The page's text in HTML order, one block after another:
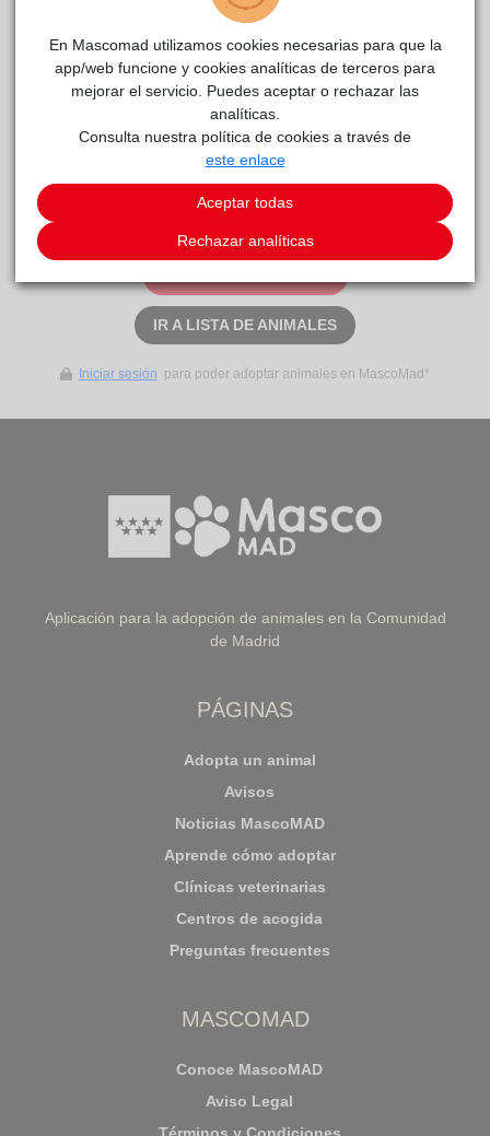
BRUNI MALAGONreside actualmente en el centro de
Este animal aún no ha recibido solicitudes de
adopción
IR A LISTA DE ANIMALES
Iniciar sesión para poder adoptar animales en MascoMad*
Aplicación para la adopción de animales en la Comunidad
de Madrid
PÁGINAS
Adopta un animal
Avisos
Noticias MascoMAD
Aprende cómo adoptar
Clínicas veterinarias
Centros de acogida
Preguntas frecuentes
MASCOMAD
Conoce MascoMAD
Aviso Legal
En Mascomad utilizamos cookies necesarias para que la
app/web funcione y cookies analíticas de terceros para
mejorar el servicio. Puedes aceptar o rechazar las
analíticas.
Consulta nuestra política de cookies a través de
este enlace
Aceptar todas
Rechazar analíticas